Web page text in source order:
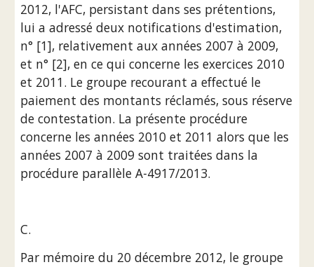
2012, l'AFC, persistant dans ses prétentions,
lui a adressé deux notifications d'estimation,
n° [1], relativement aux années 2007 à 2009,
et n° [2], en ce qui concerne les exercices 2010
et 2011. Le groupe recourant a effectué le
paiement des montants réclamés, sous réserve
de contestation. La présente procédure
concerne les années 2010 et 2011 alors que les
années 2007 à 2009 sont traitées dans la
procédure parallèle A-4917/2013.
C.
Par mémoire du 20 décembre 2012, le groupe